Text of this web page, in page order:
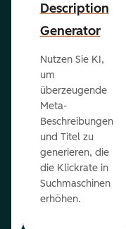
Description
Generator
Nutzen Sie KI,
um
überzeugende
Meta-
Beschreibungen
und Titel zu
generieren, die
die Klickrate in
Suchmaschinen
erhöhen.